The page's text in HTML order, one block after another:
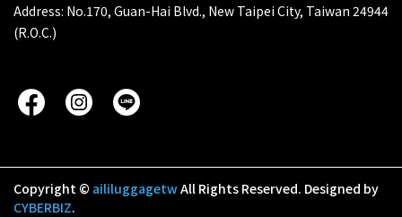
Address: No.170, Guan-Hai Blvd., New Taipei City, Taiwan 24944
(R.O.C.)
Copyright © aililuggagetwAll Rights Reserved. Designed by
CYBERBIZ.